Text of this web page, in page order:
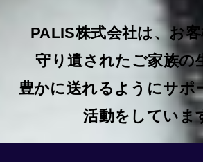
PALIS株式会社は、お
守り遺されたご家族の
豊かに送れるようにサポ
活動をしていま